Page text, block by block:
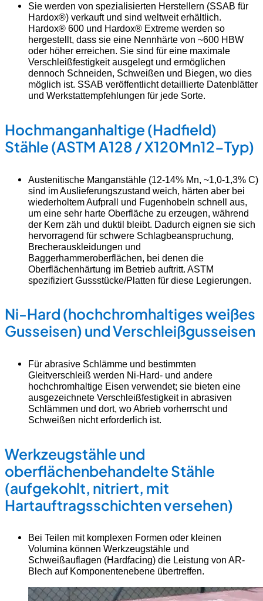
Sie werden von spezialisierten Herstellern (SSAB für
Hardox®) verkauft und sind weltweit erhältlich.
Hardox® 600 und Hardox® Extreme werden so
hergestellt, dass sie eine Nennhärte von ~600 HBW
oder höher erreichen. Sie sind für eine maximale
Verschleißfestigkeit ausgelegt und ermöglichen
dennoch Schneiden, Schweißen und Biegen, wo dies
möglich ist. SSAB veröffentlicht detaillierte Datenblätter
und Werkstattempfehlungen für jede Sorte.
Hochmanganhaltige (Hadfield)
Stähle (ASTM A128 / X120Mn12-Typ)
Austenitische Manganstähle (12-14% Mn, ~1,0-1,3% C)
sind im Auslieferungszustand weich, härten aber bei
wiederholtem Aufprall und Fugenhobeln schnell aus,
um eine sehr harte Oberfläche zu erzeugen, während
der Kern zäh und duktil bleibt. Dadurch eignen sie sich
hervorragend für schwere Schlagbeanspruchung,
Brecherauskleidungen und
Baggerhammeroberflächen, bei denen die
Oberflächenhärtung im Betrieb auftritt. ASTM
spezifiziert Gussstücke/Platten für diese Legierungen.
Ni-Hard (hochchromhaltiges weißes
Gusseisen) und Verschleißgusseisen
Für abrasive Schlämme und bestimmten
Gleitverschleiß werden Ni-Hard- und andere
hochchromhaltige Eisen verwendet; sie bieten eine
ausgezeichnete Verschleißfestigkeit in abrasiven
Schlämmen und dort, wo Abrieb vorherrscht und
Schweißen nicht erforderlich ist.
Werkzeugstähle und
oberflächenbehandelte Stähle
(aufgekohlt, nitriert, mit
Hartauftragsschichten versehen)
Bei Teilen mit komplexen Formen oder kleinen
Volumina können Werkzeugstähle und
Schweißauflagen (Hardfacing) die Leistung von AR-
Blech auf Komponentenebene übertreffen.